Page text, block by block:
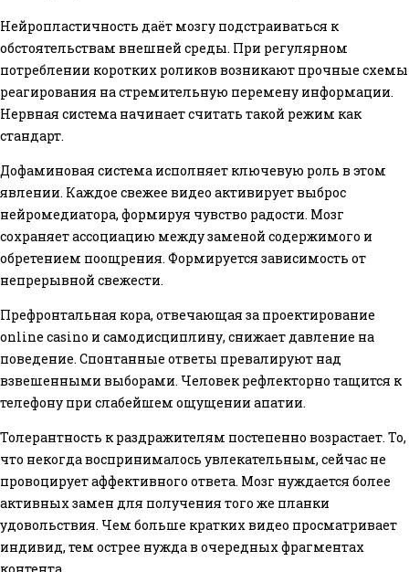
Нейропластичность даёт мозгу подстраиваться к
обстоятельствам внешней среды. При регулярном
потреблении коротких роликов возникают прочные схемы
реагирования на стремительную перемену информации.
Нервная система начинает считать такой режим как
стандарт.
Дофаминовая система исполняет ключевую роль в этом
явлении. Каждое свежее видео активирует выброс
нейромедиатора, формируя чувство радости. Мозг
сохраняет ассоциацию между заменой содержимого и
обретением поощрения. Формируется зависимость от
непрерывной свежести.
Префронтальная кора, отвечающая за проектирование
online casino и самодисциплину, снижает давление на
поведение. Спонтанные ответы превалируют над
взвешенными выборами. Человек рефлекторно тащится к
телефону при слабейшем ощущении апатии.
Толерантность к раздражителям постепенно возрастает. То,
что некогда воспринималось увлекательным, сейчас не
провоцирует аффективного ответа. Мозг нуждается более
активных замен для получения того же планки
удовольствия. Чем больше кратких видео просматривает
индивид, тем острее нужда в очередных фрагментах
контента.